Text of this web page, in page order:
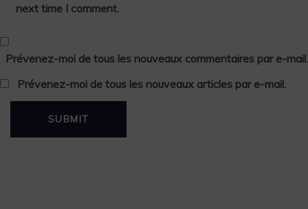
next time I comment.
Prévenez-moi de tous les nouveaux commentaires par e-mail.
Prévenez-moi de tous les nouveaux articles par e-mail.